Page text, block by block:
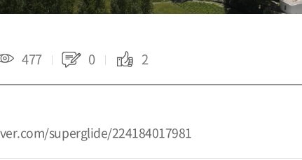
477 0 2
superglide/224184017981